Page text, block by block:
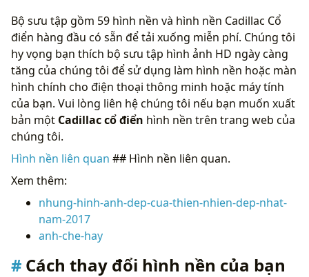
Bộ sưu tập gồm 59 hình nền và hình nền Cadillac Cổ
điển hàng đầu có sẵn để tải xuống miễn phí. Chúng tôi
hy vọng bạn thích bộ sưu tập hình ảnh HD ngày càng
tăng của chúng tôi để sử dụng làm hình nền hoặc màn
hình chính cho điện thoại thông minh hoặc máy tính
của bạn. Vui lòng liên hệ chúng tôi nếu bạn muốn xuất
bản một Cadillac cổ điển hình nền trên trang web của
chúng tôi.
Hình nền liên quan ## Hình nền liên quan.
Xem thêm:
nhung-hinh-anh-dep-cua-thien-nhien-dep-nhat-
nam-2017
anh-che-hay
Cách thay đổi hình nền của bạn